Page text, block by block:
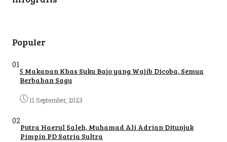
Populer
01
5 Makanan Khas Suku Bajo yang Wajib Dicoba, Semua
Berbahan Sagu
11 September, 2023
02
Putra Haerul Saleh, Muhamad Ali Adrian Ditunjuk
Pimpin PD Satria Sultra